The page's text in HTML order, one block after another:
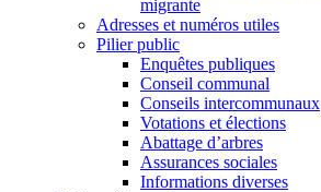
migrante
Adresses et numéros utiles
Pilier public
Enquêtes publiques
Conseil communal
Conseils intercommunaux
Votations et élections
Abattage d’arbres
Assurances sociales
Informations diverses